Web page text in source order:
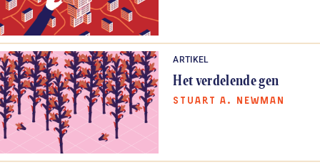
ARTIKEL
Het verdelende gen
STUART A. NEWMAN